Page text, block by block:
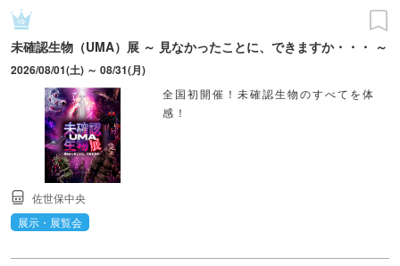
未確認生物（UMA）展 ～ 見なかったことに、できますか・・・ ～
2026/08/01(土) ～ 08/31(月)
全国初開催！未確認生物のすべてを体
感！
佐世保中央
展示・展覧会